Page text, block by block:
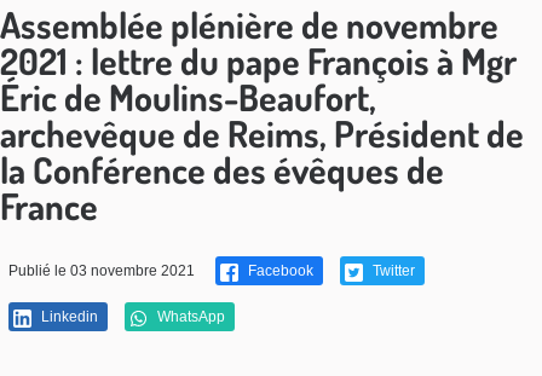
Assemblée plénière de novembre
2021 : lettre du pape François à Mgr
Éric de Moulins-Beaufort,
archevêque de Reims, Président de
la Conférence des évêques de
France
Publié le 03 novembre 2021 Facebook Twitter
Linkedin WhatsApp